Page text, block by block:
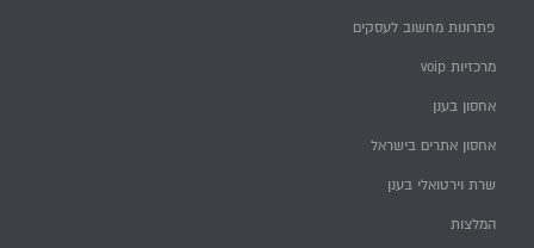
פתרונות מחשוב לעסקים
מרכזיות voip
אחסון בענן
אחסון אתרים בישראל
שרת וירטואלי בענן
המלצות